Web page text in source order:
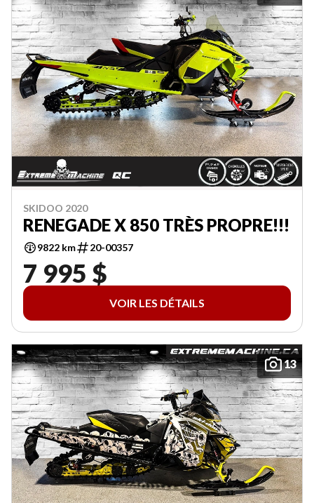
SKIDOO 2020
RENEGADE X 850 TRÈS PROPRE!!!
9822 km 20-00357
7 995 $
VOIR LES DÉTAILS
13